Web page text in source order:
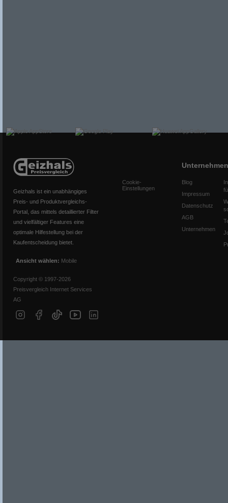
Geizhals ist ein unabhängiges
Preis- und Produktvergleichs-
Portal, das mittels detaillierter Filter
und vielfältiger Features eine
optimale Hilfestellung bei der
Kaufentscheidung bietet.
Ansicht wählen: Mobile
Copyright © 1997-2026
Preisvergleich Internet Services
AG
Cookie-
Einstellungen
Unternehmen
Blog
Impressum
Datenschutz
AGB
Unternehmen